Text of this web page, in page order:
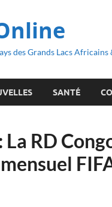
des Grands Lacs
SANTÉ
RD